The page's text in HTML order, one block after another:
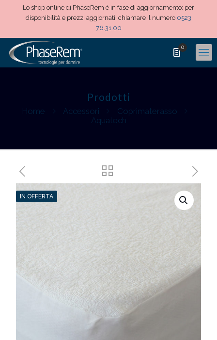
Lo shop online di PhaseRem è in fase di aggiornamento: per
disponibilità e prezzi aggiornati, chiamare il numero 0523
76.31.00
0
Prodotti
Home Accessori
Coprimaterasso
Aquatech
IN OFFERTA